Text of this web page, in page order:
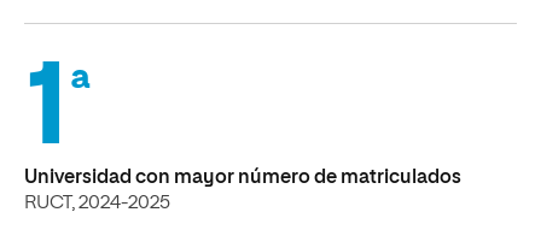
1 ª
Universidad con mayor número de matriculados
RUCT, 2024-2025